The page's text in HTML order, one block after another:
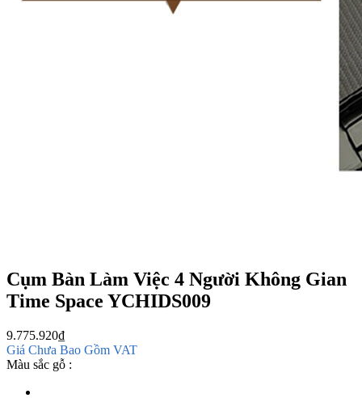
Cụm Bàn Làm Việc 4 Người Không Gian
Time Space YCHIDS009
9.775.920₫
Giá Chưa Bao Gồm VAT
Màu sắc gỗ :